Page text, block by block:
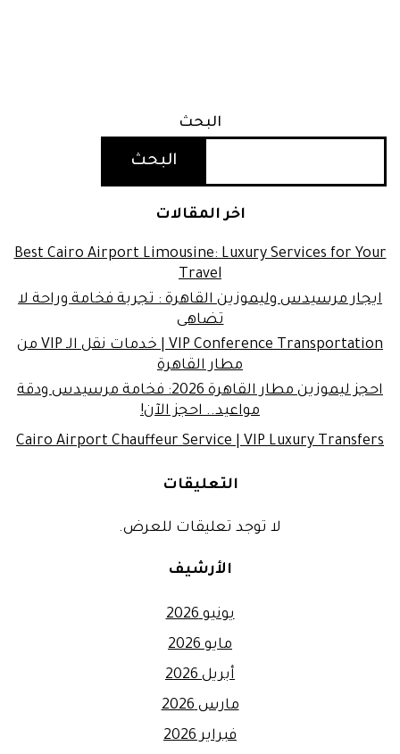
البحث
البحث
اخر المقالات
Best Cairo Airport Limousine: Luxury Services for Your
Travel
ايجار مرسيدس وليموزين القاهرة : تجربة فخامة وراحة لا
تضاهى
VIP Conference Transportation | خدمات نقل الـ VIP من
مطار القاهرة
احجز ليموزين مطار القاهرة 2026: فخامة مرسيدس ودقة
مواعيد.. احجز الآن!
Cairo Airport Chauffeur Service | VIP Luxury Transfers
التعليقات
لا توجد تعليقات للعرض.
الأرشيف
يونيو 2026
مايو 2026
أبريل 2026
مارس 2026
فبراير 2026